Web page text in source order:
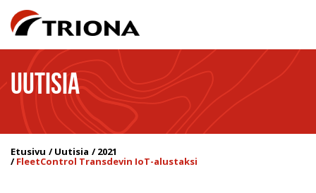
UUTISIA
Etusivu Uutisia 2021
FleetControl Transdevin IoT-alustaksi